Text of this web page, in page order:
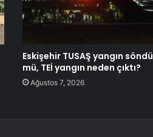
Eskişehir TUSAŞ yangın söndü
mü, TEİ yangın neden çıktı?
Ağustos 7, 2026